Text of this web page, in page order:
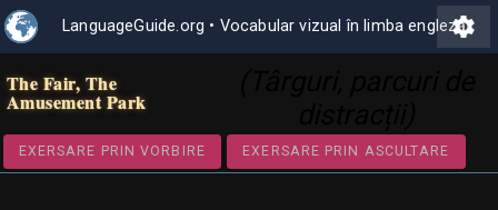
LanguageGuide.org • Vocabular vizual în limba engleză
settings
The Fair, The
Amusement Park
EXERSARE PRIN VORBIRE EXERSARE PRIN